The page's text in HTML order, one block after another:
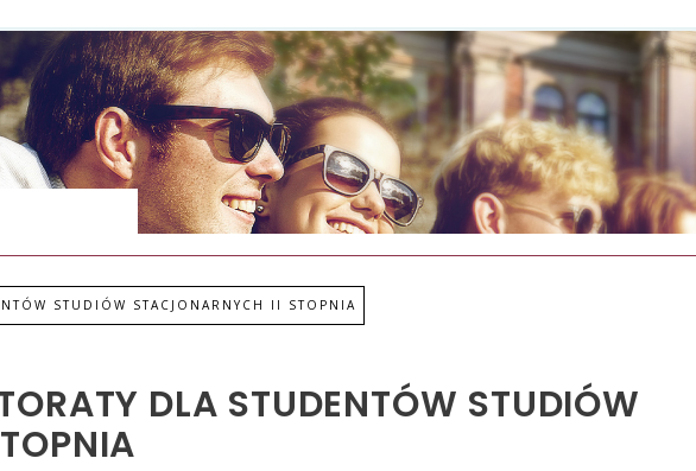
STUDIÓW STACJONARNYCH II STOPNIA
DLA STUDENTÓW STUDIÓW